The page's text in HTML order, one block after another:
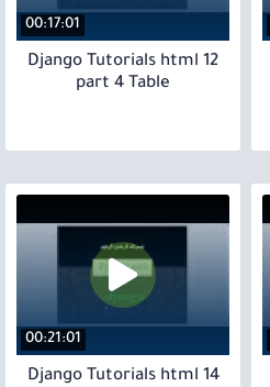
00:17:01
12 Django Tutorials html
part 4 Table
00:21:01
14 Django Tutorials html